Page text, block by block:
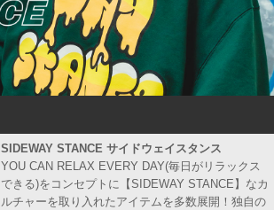
SIDEWAY STANCE サイドウェイスタンス
YOU CAN RELAX EVERY DAY(毎日がリラックス
できる)をコンセプトに【SIDEWAY STANCE】なカ
ルチャーを取り入れたアイテムを多数展開！独自の